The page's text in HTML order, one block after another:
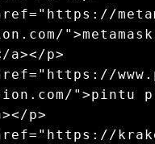
p>
">pintu
p>